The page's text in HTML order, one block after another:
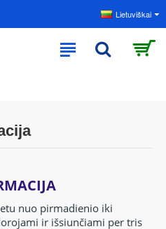
Lietuviškai
nuo pirmadienio iki
ir išsiunčiami per tris